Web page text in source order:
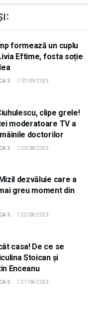
formează un cuplu
Eftime, fosta soție
S. 07/09/2023
clipe grele!
moderatoare TV a
doctorilor
S. 23/08/2023
dezvăluie care a
greu moment din
S. 22/08/2023
casa! De ce se
Stoican și
Enceanu
S. 21/08/2023